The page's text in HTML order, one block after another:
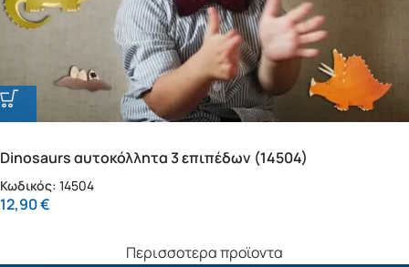
Dinosaurs αυτοκόλλητα 3 επιπέδων (14504)
Κωδικός: 14504
12,90€
Περισσοτερα προϊοντα